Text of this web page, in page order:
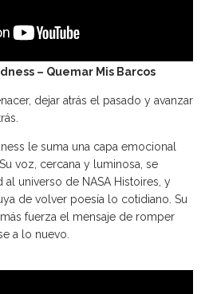
– Quemar Mis Barcos
dejar atrás el pasado y avanzar
le suma una capa emocional
voz, cercana y luminosa, se
universo de NASA Histoires, y
de volver poesía lo cotidiano. Su
fuerza el mensaje de romper
a lo nuevo.